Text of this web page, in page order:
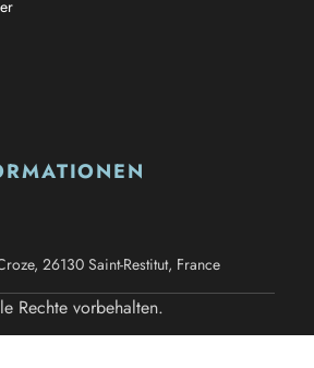
26130 Saint-Restitut, France
Rechte vorbehalten.